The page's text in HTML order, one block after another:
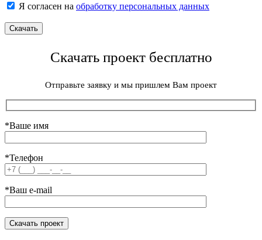
Я согласен на обработку персональных данных
Скачать проект бесплатно
Отправьте заявку и мы пришлем Вам проект
*Ваше имя
*Телефон
*Ваш e-mail